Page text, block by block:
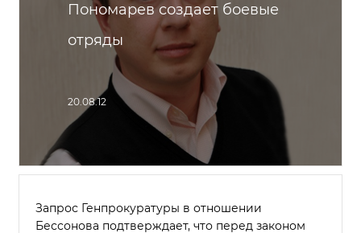
Пономарев создает боевые
отряды
20.08.12
Запрос Генпрокуратуры в отношении
Бессонова подтверждает, что перед законом